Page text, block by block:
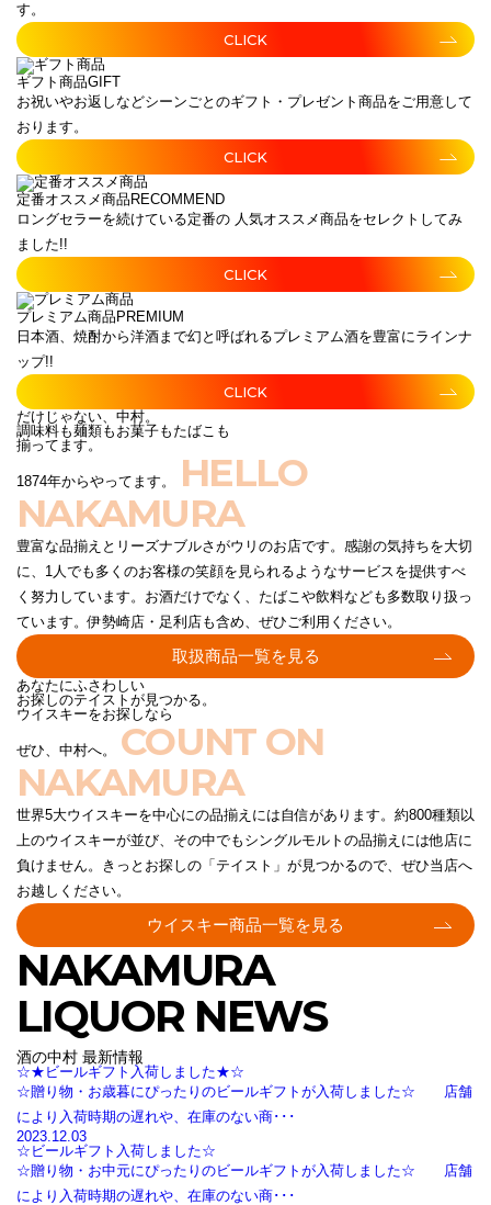
す。
CLICK
ギフト商品GIFT
お祝いやお返しなどシーンごとのギフト・プレゼント商品をご用意して
おります。
CLICK
定番オススメ商品 RECOMMEND
ロングセラーを続けている定番の 人気オススメ商品をセレクトしてみ
ました!!
CLICK
プレミアム商品 PREMIUM
日本酒、焼酎から洋酒まで幻と呼ばれるプレミアム酒を豊富にラインナ
ップ!!
CLICK
だけじゃない、中村。
調味料も麺類もお菓子もたばこも
揃ってます。
1874年からやってます。
HELLO
NAKAMURA
豊富な品揃えとリーズナブルさがウリのお店です。感謝の気持ちを大切
に、1人でも多くのお客様の笑顔を見られるようなサービスを提供すべ
く努力しています。お酒だけでなく、たばこや飲料なども多数取り扱っ
ています。伊勢崎店・足利店も含め、ぜひご利用ください。
取扱商品一覧を見る
あなたにふさわしい
お探しのテイストが見つかる。
ウイスキーをお探しなら
ぜひ、中村へ。 COUNT ON
NAKAMURA
世界5大ウイスキーを中心にの品揃えには自信があります。約800種類以
上のウイスキーが並び、その中でもシングルモルトの品揃えには他店に
負けません。きっとお探しの「テイスト」が見つかるので、ぜひ当店へ
お越しください。
ウイスキー商品一覧を見る
NAKAMURA
LIQUOR NEWS
酒の中村 最新情報
☆★ビールギフト入荷しました★☆
☆贈り物・お歳暮にぴったりのビールギフトが入荷しました☆ 店舗
により入荷時期の遅れや、在庫のない商･･･
2023.12.03
☆ビールギフト入荷しました☆
☆贈り物・お中元にぴったりのビールギフトが入荷しました☆ 店舗
により入荷時期の遅れや、在庫のない商･･･